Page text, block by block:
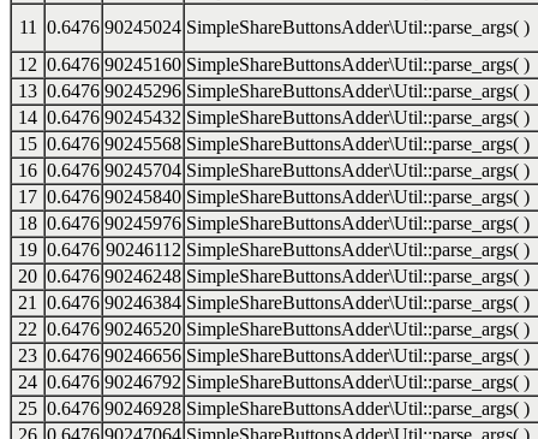
11
0.6476 90245024 SimpleShareButtonsAdder\Util::parse_args( )
12 0.6476 90245160 SimpleShareButtonsAdder\Util::parse_args( )
13 0.6476 90245296 SimpleShareButtonsAdder\Util::parse_args( )
14 0.6476 90245432 SimpleShareButtonsAdder\Util::parse_args( )
15 0.6476 90245568 SimpleShareButtonsAdder\Util::parse_args( )
16 0.6476 90245704 SimpleShareButtonsAdder\Util::parse_args( )
17 0.6476 90245840 SimpleShareButtonsAdder\Util::parse_args( )
18 0.6476 90245976 SimpleShareButtonsAdder\Util::parse_args( )
19 0.6476 90246112 SimpleShareButtonsAdder\Util::parse_args( )
20 0.6476 90246248 SimpleShareButtonsAdder\Util::parse_args( )
21
0.6476 90246384 SimpleShareButtonsAdder\Util::parse_args( )
22 0.6476 90246520 SimpleShareButtonsAdder\Util::parse_args( )
23 0.6476 90246656 SimpleShareButtonsAdder\Util::parse_args( )
24 0.6476 90246792 SimpleShareButtonsAdder\Util::parse_args( )
25 0.6476 90246928 SimpleShareButtonsAdder\Util::parse_args( )
26 0.6476 90247064 SimpleShareButtonsAdder\Util::parse_args( )